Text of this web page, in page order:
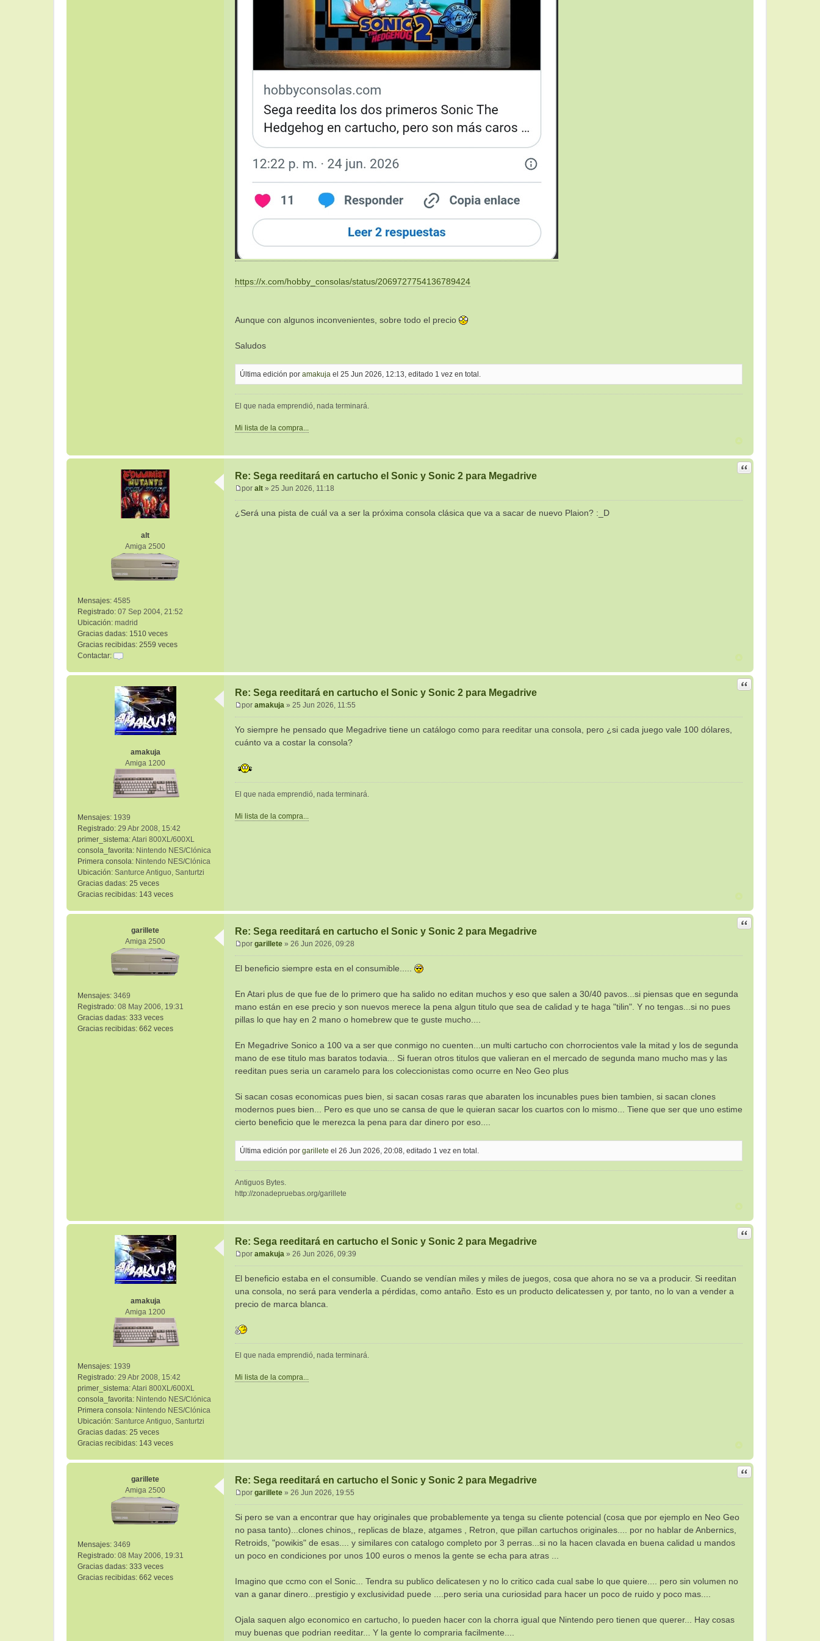
https://x.com/hobby_consolas/status/2069727754136789424
Aunque con algunos inconvenientes, sobre todo el precio
Saludos
Última edición por amakuja el 25 Jun 2026, 12:13, editado 1 vez en total.
El que nada emprendió, nada terminará.
Mi lista de la compra...
alt
Amiga 2500
Mensajes: 4585
Registrado: 07 Sep 2004, 21:52
Ubicación: madrid
Gracias dadas: 1510 veces
Gracias recibidas: 2559 veces
Contactar:
o
n
t
a
c
t
a
l
t
Re: Sega reeditará en cartucho el Sonic y Sonic 2 para Megadrive
Citar
n
por alt » 25 Jun 2026, 11:18
¿Será una pista de cuál va a ser la próxima consola clásica que va a sacar de nuevo Plaion? :_D
amakuja
Amiga 1200
Mensajes: 1939
Registrado: 29 Abr 2008, 15:42
primer_sistema:Atari 800XL/600XL
consola_favorita: Nintendo NES/Clónica
Primera consola: Nintendo NES/Clónica
Ubicación: Santurce Antiguo, Santurtzi
Gracias dadas: 25 veces
Gracias recibidas: 143 veces
Re: Sega reeditará en cartucho el Sonic y Sonic 2 para Megadrive
Citar
n
s
j
por amakuja » 25 Jun 2026, 11:55
Yo siempre he pensado que Megadrive tiene un catálogo como para reeditar una consola, pero ¿si cada juego vale 100 dólares,
cuánto va a costar la consola?
El que nada emprendió, nada terminará.
Mi lista de la compra...
garillete
Amiga 2500
Mensajes: 3469
Registrado: 08 May 2006, 19:31
Gracias dadas: 333 veces
Gracias recibidas: 662 veces
Re: Sega reeditará en cartucho el Sonic y Sonic 2 para Megadrive
Citar
n
a
j
e
por garillete » 26 Jun 2026, 09:28
El beneficio siempre esta en el consumible.....
En Atari plus de que fue de lo primero que ha salido no editan muchos y eso que salen a 30/40 pavos...si piensas que en segunda
mano están en ese precio y son nuevos merece la pena algun titulo que sea de calidad y te haga "tilin". Y no tengas...si no pues
pillas lo que hay en 2 mano o homebrew que te guste mucho....
En Megadrive Sonico a 100 va a ser que conmigo no cuenten...un multi cartucho con chorrocientos vale la mitad y los de segunda
mano de ese titulo mas baratos todavia... Si fueran otros titulos que valieran en el mercado de segunda mano mucho mas y las
reeditan pues seria un caramelo para los coleccionistas como ocurre en Neo Geo plus
Si sacan cosas economicas pues bien, si sacan cosas raras que abaraten los incunables pues bien tambien, si sacan clones
modernos pues bien... Pero es que uno se cansa de que le quieran sacar los cuartos con lo mismo... Tiene que ser que uno estime
cierto beneficio que le merezca la pena para dar dinero por eso....
Última edición por garillete el 26 Jun 2026, 20:08, editado 1 vez en total.
Antiguos Bytes.
http://zonadepruebas.org/garillete
amakuja
Amiga 1200
Mensajes: 1939
Registrado: 29 Abr 2008, 15:42
primer_sistema:Atari 800XL/600XL
consola_favorita: Nintendo NES/Clónica
Primera consola: Nintendo NES/Clónica
Ubicación: Santurce Antiguo, Santurtzi
Gracias dadas: 25 veces
Gracias recibidas: 143 veces
Re: Sega reeditará en cartucho el Sonic y Sonic 2 para Megadrive
Citar
n
s
a
e
por amakuja » 26 Jun 2026, 09:39
El beneficio estaba en el consumible. Cuando se vendían miles y miles de juegos, cosa que ahora no se va a producir. Si reeditan
una consola, no será para venderla a pérdidas, como antaño. Esto es un producto delicatessen y, por tanto, no lo van a vender a
precio de marca blanca.
El que nada emprendió, nada terminará.
Mi lista de la compra...
garillete
Amiga 2500
Mensajes: 3469
Registrado: 08 May 2006, 19:31
Gracias dadas: 333 veces
Gracias recibidas: 662 veces
Re: Sega reeditará en cartucho el Sonic y Sonic 2 para Megadrive
Citar
n
s
a
j
por garillete » 26 Jun 2026, 19:55
Si pero se van a encontrar que hay originales que probablemente ya tenga su cliente potencial (cosa que por ejemplo en Neo Geo
no pasa tanto)...clones chinos,, replicas de blaze, atgames , Retron, que pillan cartuchos originales.... por no hablar de Anbernics,
Retroids, "powikis" de esas.... y similares con catalogo completo por 3 perras...si no la hacen clavada en buena calidad u mandos
un poco en condiciones por unos 100 euros o menos la gente se echa para atras ...
Imagino que ccmo con el Sonic... Tendra su publico delicatesen y no lo critico cada cual sabe lo que quiere.... pero sin volumen no
van a ganar dinero...prestigio y exclusividad puede ....pero seria una curiosidad para hacer un poco de ruido y poco mas....
Ojala saquen algo economico en cartucho, lo pueden hacer con la chorra igual que Nintendo pero tienen que querer... Hay cosas
muy buenas que podrian reeditar... Y la gente lo compraria facilmente....